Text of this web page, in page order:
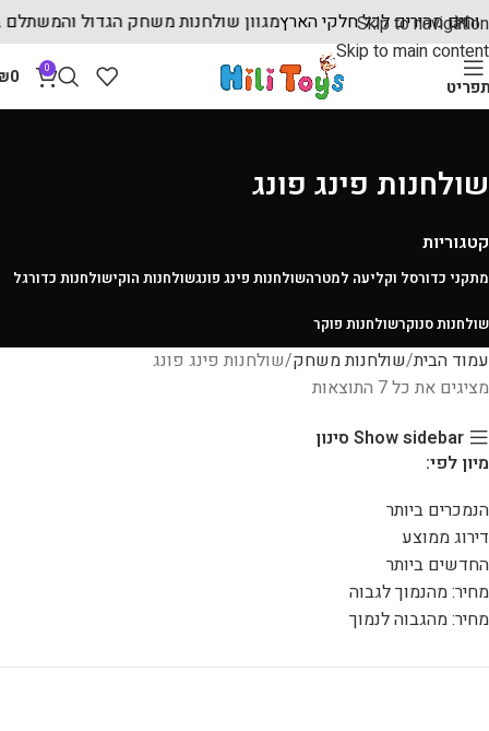
Skip to navigation
Skip to main content
0
0
שולחנות פינג פונג
קטגוריות
מתקני כדורסל וקליעה למטרהשולחנות פינג פונגשולחנות הוקישולחנות כדורגל
שולחנות סנוקרשולחנות פוקר
עמוד הבית שולחנות משחק שולחנות פינג פונג
מציגים את כל ⁦7⁩ התוצאות
Show sidebar סינון
מיון לפי:
הנמכרים ביותר
דירוג ממוצע
החדשים ביותר
מחיר: מהנמוך לגבוה
מחיר: מהגבוה לנמוך
מגוון שולחנות משחק הגדולמהירים לכל חלקי הארץ